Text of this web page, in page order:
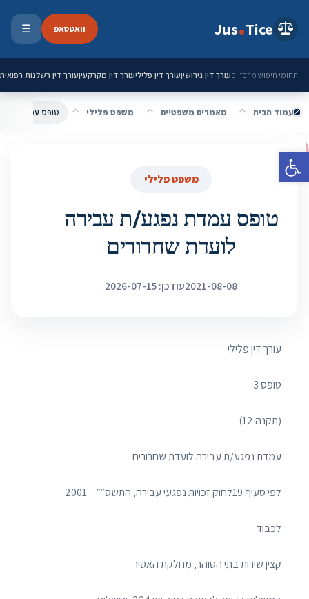
פתח סרגל נגישות
Jus Tice וואטסאפ ☰
תחומי חיפוש מרכזייםעורך דין גירושיןעורך דין פליליעורך דין מקרקעיןעורך דין רשלנות רפואית
עמוד הבית מאמרים משפטיים משפט פלילי טופס עמדת
משפט פלילי
טופס עמדת נפגע/ת עבירה
לועדת שחרורים
2021-08-08עודכן: 2026-07-15
עורך דין פלילי
טופס 3
(תקנה 12)
עמדת נפגע/ת עבירה לועדת שחרורים
לפי סעיף 19לחוק זכויות נפגעי עבירה, התשס״״ – 2001
לכבוד
קצין שירות בתי הסוהר, מחלקת האסיר